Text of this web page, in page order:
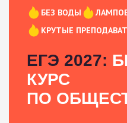
БЕЗ ВОДЫ
КРУТЫЕ
ЕГЭ 2027:
КУРС
ПО